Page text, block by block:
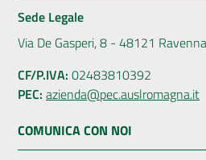
Sede Legale
Via De Gasperi, 8 - 48121
CF/P.IVA: 02483810392
PEC: azienda@pec.auslromagna.it
COMUNICA CON NOI